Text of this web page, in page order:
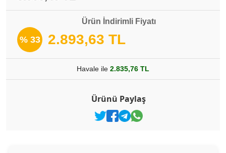
Ürün İndirimli Fiyatı
% 33 2.893,63 TL
Havale ile 2.835,76 TL
Ürünü Paylaş